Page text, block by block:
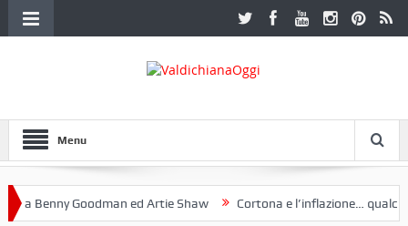
Menu
Benny Goodman ed Artie Shaw Cortona e l’inflazione… qualche